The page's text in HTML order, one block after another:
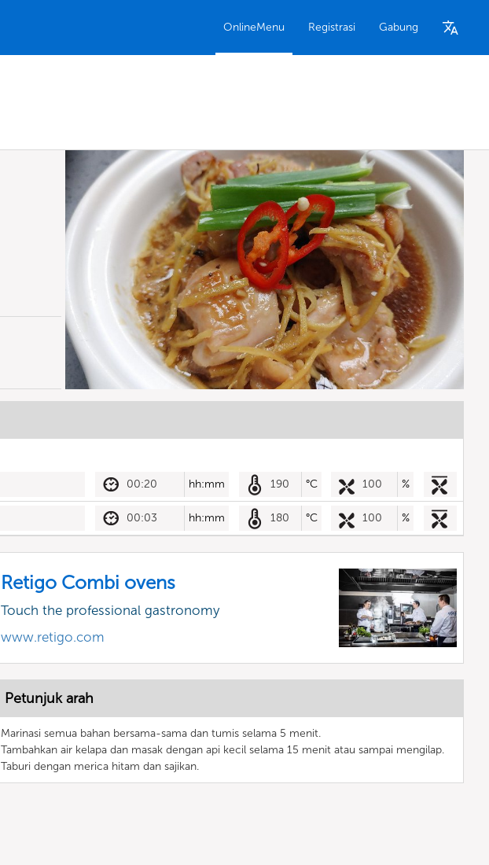
OnlineMenu Registrasi Gabung
00:20 hh:mm 190 °C 100 %
00:03 hh:mm 180 °C 100 %
Retigo Combi ovens
Touch the professional gastronomy
www.retigo.com
Petunjuk arah
Marinasi semua bahan bersama-sama dan tumis selama 5 menit.
Tambahkan air kelapa dan masak dengan api kecil selama 15 menit atau sampai mengilap.
Taburi dengan merica hitam dan sajikan.